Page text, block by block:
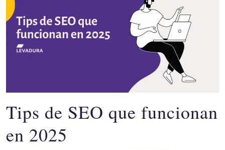
Tips de SEO que funcionan
en 2025